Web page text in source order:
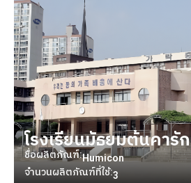
โรงเรียนมัธยมต้นคารัก
ชื่อผลิตภัณฑ์:Humicon
จำนวนผลิตภัณฑ์ที่ใช้:3